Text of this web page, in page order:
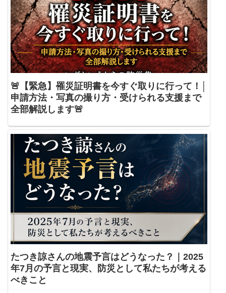
🚨【緊急】罹災証明書を今すぐ取りに行って！│
申請方法・写真の撮り方・受けられる支援まで
全部解説します🚨
たつき諒さんの地震予言はどうなった？｜2025
年7月の予言と現実、防災として私たちが考える
べきこと